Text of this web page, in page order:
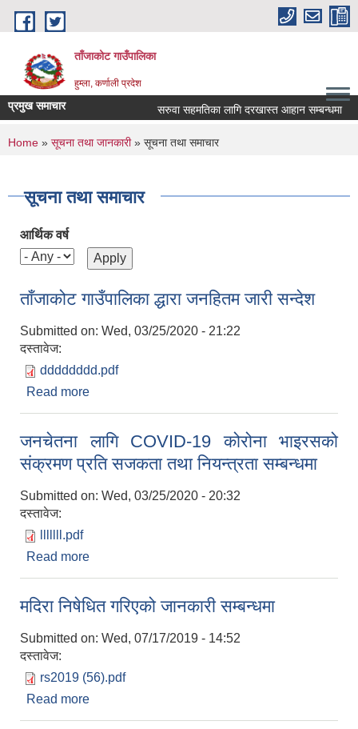
Skip to main content
ताँजाकोट गाउँपालिका
हुम्ला, कर्णाली प्रदेश
प्रमुख समाचार सरुवा सहमतिका लागि दरखास्त आहान सम्बन्धमा
You are here
Home » सूचना तथा जानकारी» सूचना तथा समाचार
सूचना तथा समाचार
आर्थिक वर्ष
ताँजाकोट गाउँपालिका द्धारा जनहितम जारी सन्देश
Submitted on: Wed, 03/25/2020 - 21:22
दस्तावेज:
dddddddd.pdf
Read more
जनचेतना लागि COVID-19 कोरोना भाइरसको
संक्रमण प्रति सजकता तथा नियन्त्रता सम्बन्धमा
Submitted on: Wed, 03/25/2020 - 20:32
दस्तावेज:
lllllll.pdf
Read more
मदिरा निषेधित गरिएको जानकारी सम्बन्धमा
Submitted on: Wed, 07/17/2019 - 14:52
दस्तावेज:
rs2019 (56).pdf
Read more